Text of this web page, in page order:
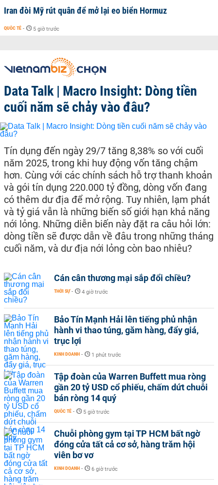
Iran đòi Mỹ rút quân để mở lại eo biển Hormuz
QUỐC TẾ - 5 giờ trước
Data Talk | Macro Insight: Dòng tiền
cuối năm sẽ chảy vào đâu?
Tín dụng đến ngày 29/7 tăng 8,38% so với cuối
năm 2025, trong khi huy động vốn tăng chậm
hơn. Cùng với các chính sách hỗ trợ thanh khoản
và gói tín dụng 220.000 tỷ đồng, dòng vốn đang
có thêm dư địa để mở rộng. Tuy nhiên, lạm phát
và tỷ giá vẫn là những biến số giới hạn khả năng
nới lỏng. Những diễn biến này đặt ra câu hỏi lớn:
dòng tiền sẽ được dẫn về đâu trong những tháng
cuối năm, và dư địa nới lỏng còn bao nhiêu?
Cán cân thương mại sắp đổi chiều?
THỜI SỰ - 4 giờ trước
Bảo Tín Mạnh Hải lên tiếng phủ nhận
hành vi thao túng, găm hàng, đẩy giá,
trục lợi
KINH DOANH - 1 phút trước
Tập đoàn của Warren Buffett mua ròng
gần 20 tỷ USD cổ phiếu, chấm dứt chuỗi
bán ròng 14 quý
QUỐC TẾ - 5 giờ trước
Chuỗi phòng gym tại TP HCM bất ngờ
đóng cửa tất cả cơ sở, hàng trăm hội
viên bơ vơ
KINH DOANH - 6 giờ trước